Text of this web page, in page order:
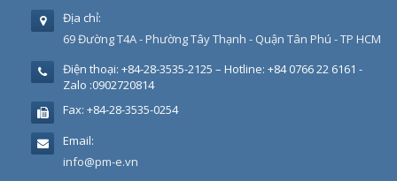
Địa chỉ:
69 Đường T4A - Phường Tây Thạnh - Quận Tân Phú - TP HCM
Điện thoại: +84-28-3535-2125 – Hotline: +84 0766 22 6161 -
Zalo :0902720814
Fax: +84-28-3535-0254
Email:
info@pm-e.vn